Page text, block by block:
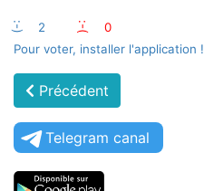
:-) 2 :-(
0
Pour voter, installer l'application !
Précédent
Telegram canal